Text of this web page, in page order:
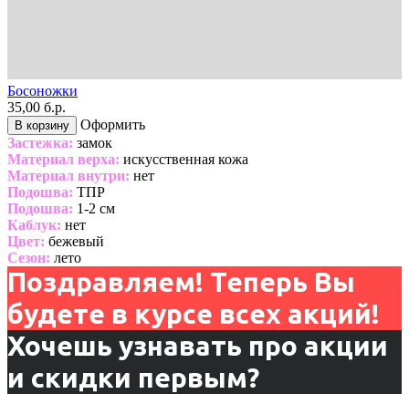
Босоножки
35,00 б.р.
В корзину
Оформить
Застежка: замок
Материал верха: искусственная кожа
Материал внутри: нет
Подошва: ТПР
Подошва: 1-2 см
Каблук: нет
Цвет: бежевый
Сезон: лето
Поздравляем! Теперь Вы
будете в курсе всех акций!
Хочешь узнавать про акции
и скидки первым?